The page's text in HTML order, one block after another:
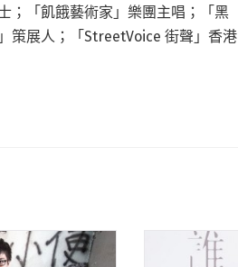
；「飢餓藝術家」樂團主唱；「黑
策展人；「StreetVoice 街聲」香港